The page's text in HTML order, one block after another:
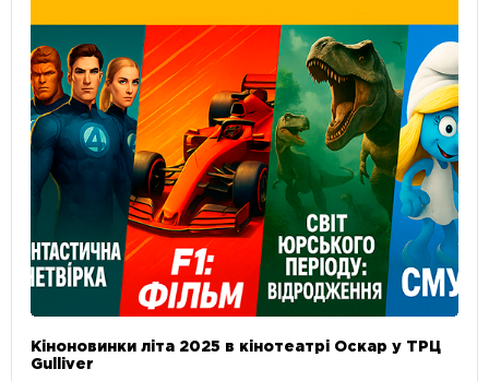
Кіноновинки літа 2025 в кінотеатрі Оскар у ТРЦ
Gulliver